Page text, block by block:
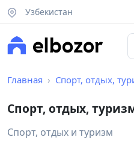
Узбекистан
Главная Спорт, отдых,
Спорт, отдых,
Спорт, отдых и туризм